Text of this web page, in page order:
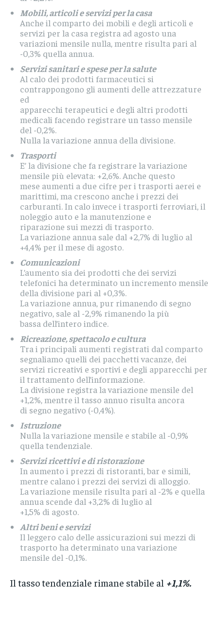
Mobili, articoli e servizi per la casa
Anche il comparto dei mobili e degli articoli e
servizi per la casa registra ad agosto una
variazioni mensile nulla, mentre risulta pari al
-0,3% quella annua.
Servizi sanitari e spese per la salute
Al calo dei prodotti farmaceutici si
contrappongono gli aumenti delle attrezzature
ed
apparecchi terapeutici e degli altri prodotti
medicali facendo registrare un tasso mensile
del -0,2%.
Nulla la variazione annua della divisione.
Trasporti
E’ la divisione che fa registrare la variazione
mensile più elevata: +2,6%. Anche questo
mese aumenti a due cifre per i trasporti aerei e
marittimi, ma crescono anche i prezzi dei
carburanti. In calo invece i trasporti ferroviari, il
noleggio auto e la manutenzione e
riparazione sui mezzi di trasporto.
La variazione annua sale dal +2,7% di luglio al
+4,4% per il mese di agosto.
Comunicazioni
L’aumento sia dei prodotti che dei servizi
telefonici ha determinato un incremento mensile
della divisione pari al +0,3%.
La variazione annua, pur rimanendo di segno
negativo, sale al -2,9% rimanendo la più
bassa dell’intero indice.
Ricreazione, spettacolo e cultura
Tra i principali aumenti registrati dal comparto
segnaliamo quelli dei pacchetti vacanze, dei
servizi ricreativi e sportivi e degli apparecchi per
il trattamento dell’informazione.
La divisione registra la variazione mensile del
+1,2%, mentre il tasso annuo risulta ancora
di segno negativo (-0,4%).
Istruzione
Nulla la variazione mensile e stabile al -0,9%
quella tendenziale.
Servizi ricettivi e di ristorazione
In aumento i prezzi di ristoranti, bar e simili,
mentre calano i prezzi dei servizi di alloggio.
La variazione mensile risulta pari al -2% e quella
annua scende dal +3,2% di luglio al
+1,5% di agosto.
Altri beni e servizi
Il leggero calo delle assicurazioni sui mezzi di
trasporto ha determinato una variazione
mensile del -0,1%.
Il tasso tendenziale rimane stabile al +1,1%.